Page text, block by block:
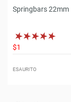
Springbars 22mm
$1
ESAURITO